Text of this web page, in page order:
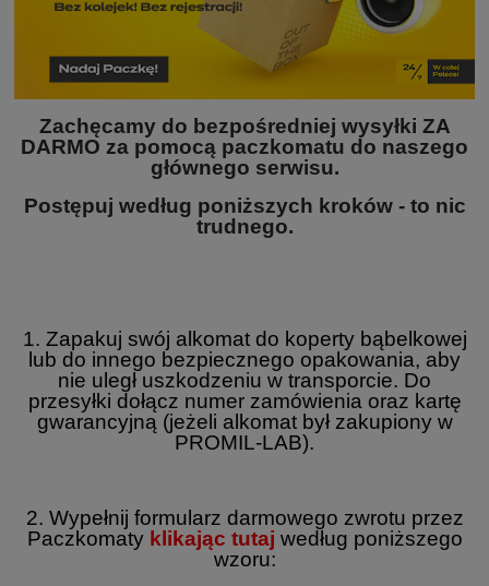
Zachęcamy do bezpośredniej wysyłki ZA
DARMO za pomocą paczkomatu do naszego
głównego serwisu.
Postępuj według poniższych kroków - to nic
trudnego.
1. Zapakuj swój alkomat do koperty bąbelkowej
lub do innego bezpiecznego opakowania, aby
nie uległ uszkodzeniu w transporcie. Do
przesyłki dołącz numer zamówienia oraz kartę
gwarancyjną (jeżeli alkomat był zakupiony w
PROMIL-LAB).
2. Wypełnij formularz darmowego zwrotu przez
Paczkomaty klikając tutaj według poniższego
wzoru: